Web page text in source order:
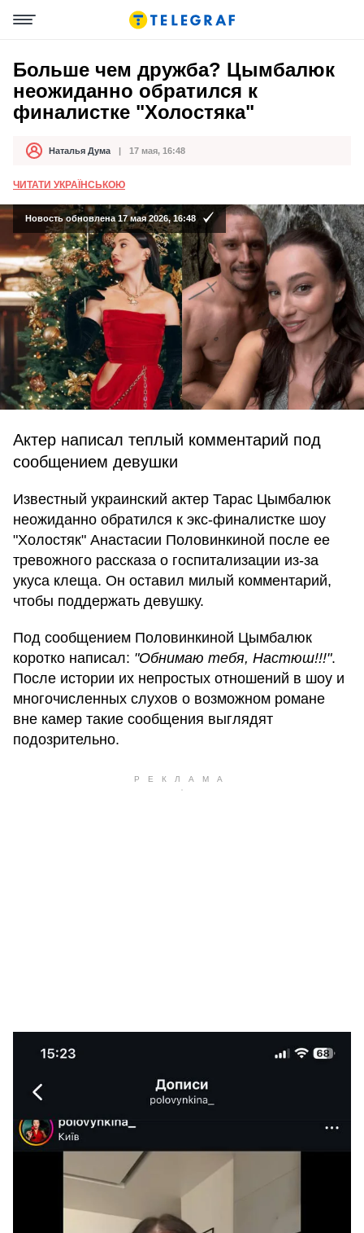
Больше чем дружба? Цымбалюк
неожиданно обратился к
финалистке "Холостяка"
АвторНаталья Дума
Дата публикации 17 мая, 16:48
ЧИТАТИ УКРАЇНСЬКОЮ
Новость обновлена 17 мая 2026, 16:48
Актер написал теплый комментарий под
сообщением девушки
Известный украинский актер Тарас Цымбалюк
неожиданно обратился к экс-финалистке шоу
"Холостяк" Анастасии Половинкиной после ее
тревожного рассказа о госпитализации из-за
укуса клеща. Он оставил милый комментарий,
чтобы поддержать девушку.
Под сообщением Половинкиной Цымбалюк
коротко написал: "Обнимаю тебя, Настюш!!!".
После истории их непростых отношений в шоу и
многочисленных слухов о возможном романе
вне камер такие сообщения выглядят
подозрительно.